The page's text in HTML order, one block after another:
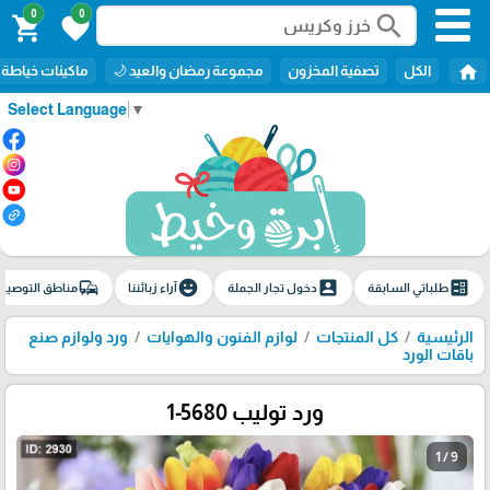
Select Language ▼
search
0
favorite
0
shopping_cart
home الكل تصفية المخزون مجموعة رمضان والعيد 🌙 ماكينات خياطة
ballotطلباتي السابقة account_boxدخول تجار الجملة emoji_emotionsآراء زبائننا commuteمناطق
الرئيسية كل المنتجات لوازم الفنون والهوايات
ورد ولوازم صنع
باقات الورد
ورد توليب 5680-1
1 / 9